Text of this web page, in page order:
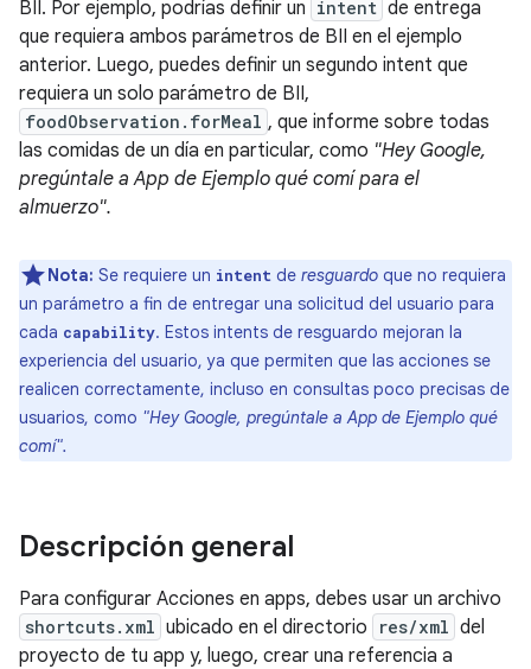
BII. Por ejemplo, podrías definir un intent de entrega
que requiera ambos parámetros de BII en el ejemplo
anterior. Luego, puedes definir un segundo intent que
requiera un solo parámetro de BII,
foodObservation.forMeal , que informe sobre todas
las comidas de un día en particular, como "Hey Google,
pregúntale a App de Ejemplo qué comí para el
almuerzo".
Nota: Se requiere un intent de resguardo que no requiera
un parámetro a fin de entregar una solicitud del usuario para
cada capability. Estos intents de resguardo mejoran la
experiencia del usuario, ya que permiten que las acciones se
realicen correctamente, incluso en consultas poco precisas de
usuarios, como "Hey Google, pregúntale a App de Ejemplo qué
comí".
Descripción general
Para configurar Acciones en apps, debes usar un archivo
shortcuts.xml ubicado en el directorio res/xml del
proyecto de tu app y, luego, crear una referencia a